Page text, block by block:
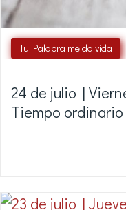
Tu Palabra me da vida
24 de julio |
Tiempo ordinario